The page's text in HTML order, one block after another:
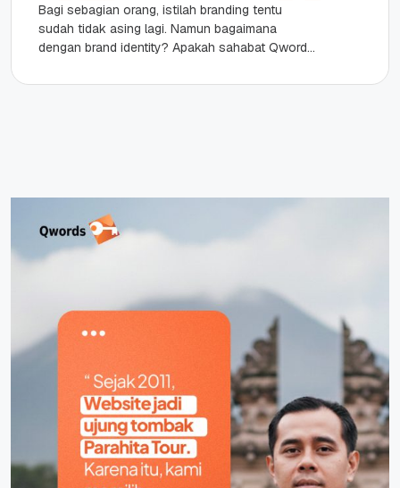
Bagi sebagian orang, istilah branding tentu
sudah tidak asing lagi. Namun bagaimana
dengan brand identity? Apakah sahabat Qwords